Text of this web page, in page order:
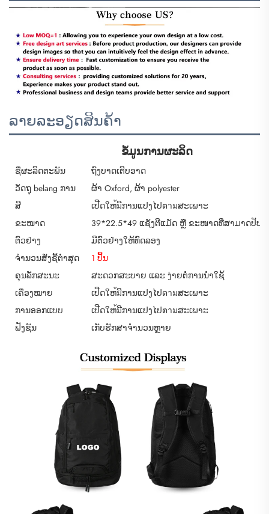
ລາຍລະອຽດສິນຄ້າ
ຂໍ້ມູນການຜະລິດ
ຊື່ຜະລິດຕະພັນ
ຖົງບາດເຕີບອາດ
ວັດຖຸ belang ການ
ຜ້າ Oxford, ຜ້າ polyester
ສີ
ເປີດໃຫ้มີການແປງໄປตามສະເພາະ
ຂະໜາດ
39*22.5*49 ແຊັງຕີແມັດ ຫຼື ຂະໜາດທີ່ສາມາດປັບແ
ຕົວຢ່າງ
ມີຕົວຢ່າງໃຫ້ທົດລອງ
ຈຳນວນສັ່ງຊື້ຕ່ຳສຸດ
1 ປີ້ນ
ຄຸນລັກສະນະ
ສະດວກສະບາຍ ແລະ ງ່າຍຕໍ່ການນຳໃຊ້
ເຄື່ອງໝາຍ
ເປີດໃຫ้มີການແປງໄປตามສະເພາະ
ການອອກແບບ
ເປີດໃຫ้มີການແປງໄປตามສະເພາະ
ຟັງຊັນ
ເກັບຮັກສາຈຳນວນຫຼາຍ